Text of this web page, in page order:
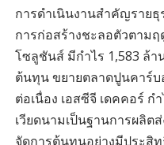
การดำเนินงานสำคัญราย
การก่อสร้างชะลอตัวตาม
โซลูชันส์ มีกำไร 1,583 ล้
ต้นทุน ขยายตลาดปูนคาร์บ
ต่อเนื่อง เอสซีจี เดคคอร์ ก
เวียดนามเป็นฐานการผลิต
จัดการต้นทุนอย่างมีประสิ